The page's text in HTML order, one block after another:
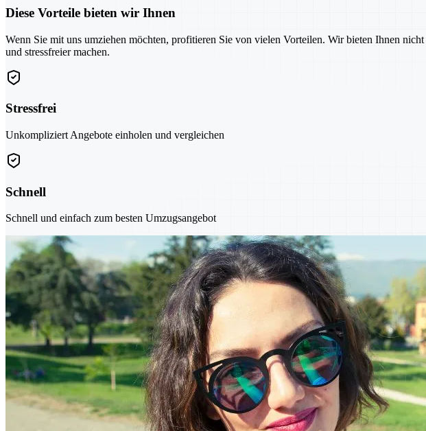
Diese Vorteile bieten wir Ihnen
Wenn Sie mit uns umziehen möchten, profitieren Sie von vielen Vorteilen. Wir bieten Ihnen
und stressfreier machen.
Stressfrei
Unkompliziert Angebote einholen und vergleichen
Schnell
Schnell und einfach zum besten Umzugsangebot